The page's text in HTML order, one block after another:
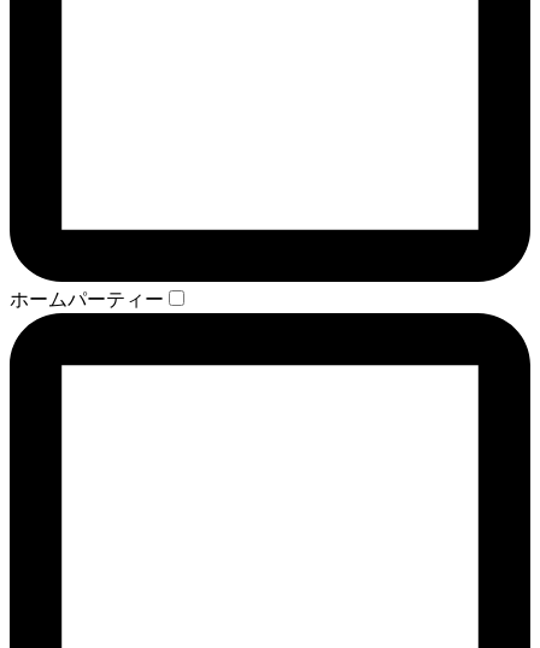
ホームパーティー